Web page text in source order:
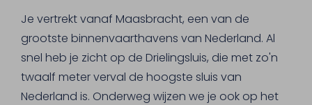
Je vertrekt vanaf Maasbracht, een van de
grootste binnenvaarthavens van Nederland. Al
snel heb je zicht op de Drielingsluis, die met zo'n
twaalf meter verval de hoogste sluis van
Nederland is. Onderweg wijzen we je ook op het